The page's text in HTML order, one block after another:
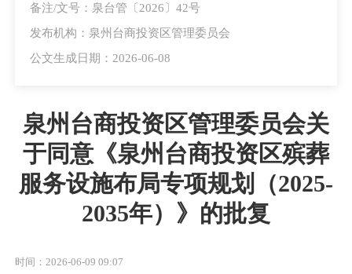
备注/文号：泉台管〔2026〕42号
发布机构：泉州台商投资区管理委员会
公文生成日期：2026-06-08
泉州台商投资区管理委员会关
于同意《泉州台商投资区殡葬
服务设施布局专项规划（2025-
2035年）》的批复
时间：2026-06-09 09:07